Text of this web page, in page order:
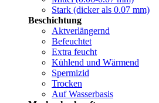
Stark (dicker als 0.07 mm)
Beschichtung
Aktverlängernd
Befeuchtet
Extra feucht
Kühlend und Wärmend
Spermizid
Trocken
Auf Wasserbasis